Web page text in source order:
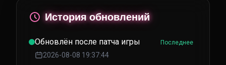
История обновлений
Обновлён после патча игры
2026-08-08 19:37:44
Последнее